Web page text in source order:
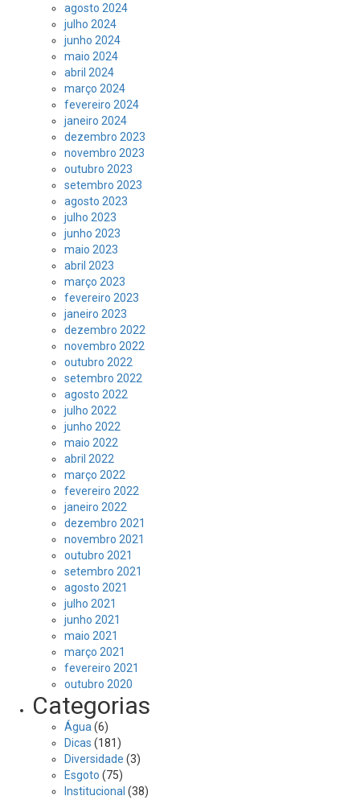
agosto 2024
julho 2024
junho 2024
maio 2024
abril 2024
março 2024
fevereiro 2024
janeiro 2024
dezembro 2023
novembro 2023
outubro 2023
setembro 2023
agosto 2023
julho 2023
junho 2023
maio 2023
abril 2023
março 2023
fevereiro 2023
janeiro 2023
dezembro 2022
novembro 2022
outubro 2022
setembro 2022
agosto 2022
julho 2022
junho 2022
maio 2022
abril 2022
março 2022
fevereiro 2022
janeiro 2022
dezembro 2021
novembro 2021
outubro 2021
setembro 2021
agosto 2021
julho 2021
junho 2021
maio 2021
março 2021
fevereiro 2021
outubro 2020
Categorias
Água (6)
Dicas (181)
Diversidade (3)
Esgoto (75)
Institucional (38)